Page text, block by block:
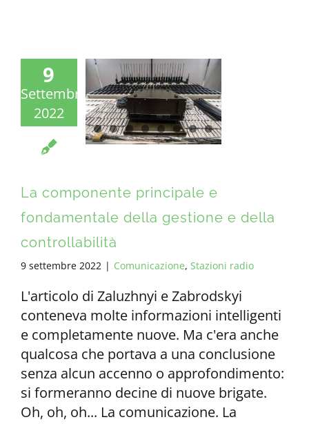
9
Settembre
2022
La componente principale e
fondamentale della gestione e della
controllabilità
9 settembre 2022 | Comunicazione, Stazioni radio
L'articolo di Zaluzhnyi e Zabrodskyi
conteneva molte informazioni intelligenti
e completamente nuove. Ma c'era anche
qualcosa che portava a una conclusione
senza alcun accenno o approfondimento:
si formeranno decine di nuove brigate.
Oh, oh, oh... La comunicazione. La